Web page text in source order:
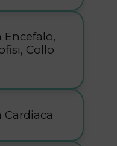
Encefalo,
Collo